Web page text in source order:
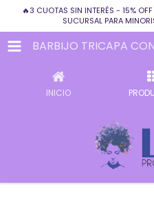
🔥3 CUOTAS SIN INTERÉS - 15%
SUCURSAL PARA
INICIO